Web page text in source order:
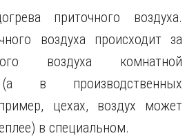
приточного воздуха.
воздуха происходит за
воздуха комнатной
в производственных
цехах, воздух может
в специальном.